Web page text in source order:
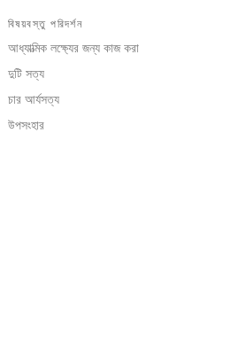
বিষয়বস্তু পরিদর্শন
আধ্যাত্মিক লক্ষ্যের জন্য কাজ করা
দুটি সত্য
চার আর্যসত্য
উপসংহার